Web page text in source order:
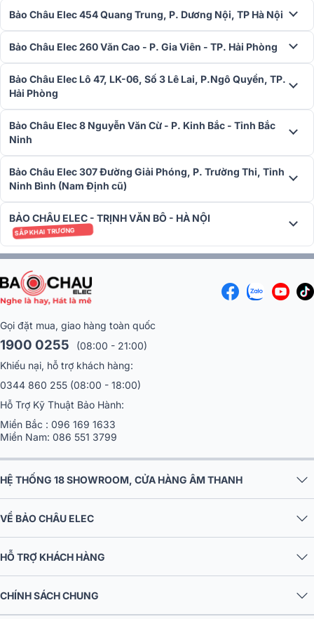
Bảo Châu Elec 454 Quang Trung, P. Dương Nội, TP Hà Nội
Bảo Châu Elec 260 Văn Cao - P. Gia Viên - TP. Hải Phòng
Bảo Châu Elec Lô 47, LK-06, Số 3 Lê Lai, P.Ngô Quyền, TP.
Hải Phòng
Bảo Châu Elec 8 Nguyễn Văn Cừ - P. Kinh Bắc - Tỉnh Bắc
Ninh
Bảo Châu Elec 307 Đường Giải Phóng, P. Trường Thi, Tỉnh
Ninh Bình (Nam Định cũ)
BẢO CHÂU ELEC - TRỊNH VĂN BÔ - HÀ NỘI
SẮP KHAI TRƯƠNG
Gọi đặt mua, giao hàng toàn quốc
1900 0255
(08:00 - 21:00)
Khiếu nại, hỗ trợ khách hàng:
0344 860 255 (08:00 - 18:00)
Hỗ Trợ Kỹ Thuật Bảo Hành:
Miền Bắc : 096 169 1633
Miền Nam: 086 551 3799
HỆ THỐNG 18 SHOWROOM, CỬA HÀNG ÂM THANH
VỀ BẢO CHÂU ELEC
HỖ TRỢ KHÁCH HÀNG
CHÍNH SÁCH CHUNG